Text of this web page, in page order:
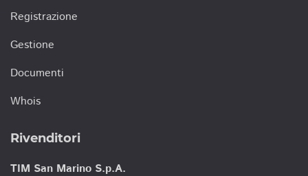
Registrazione
Gestione
Documenti
Whois
Rivenditori
TIM San Marino S.p.A.